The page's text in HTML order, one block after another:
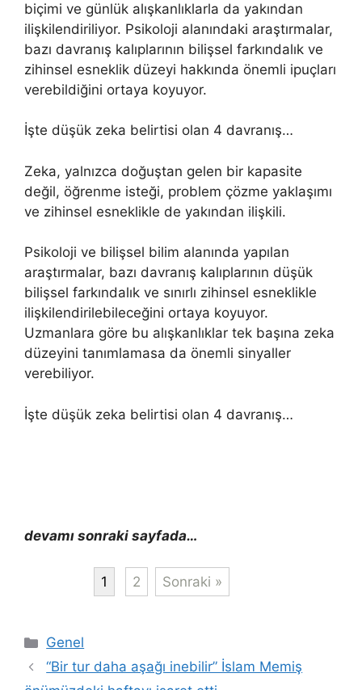
biçimi ve günlük alışkanlıklarla da yakından
ilişkilendiriliyor. Psikoloji alanındaki araştırmalar,
bazı davranış kalıplarının bilişsel farkındalık ve
zihinsel esneklik düzeyi hakkında önemli ipuçları
verebildiğini ortaya koyuyor.
İşte düşük zeka belirtisi olan 4 davranış…
Zeka, yalnızca doğuştan gelen bir kapasite
değil, öğrenme isteği, problem çözme yaklaşımı
ve zihinsel esneklikle de yakından ilişkili.
Psikoloji ve bilişsel bilim alanında yapılan
araştırmalar, bazı davranış kalıplarının düşük
bilişsel farkındalık ve sınırlı zihinsel esneklikle
ilişkilendirilebileceğini ortaya koyuyor.
Uzmanlara göre bu alışkanlıklar tek başına zeka
düzeyini tanımlamasa da önemli sinyaller
verebiliyor.
İşte düşük zeka belirtisi olan 4 davranış…
devamı sonraki sayfada…
1 2 Sonraki »
Kategoriler
Genel
“Bir tur daha aşağı inebilir” İslam Memiş